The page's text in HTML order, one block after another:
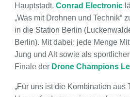
Hauptstadt. Conrad Electronic
„Was mit Drohnen und Technik“
in die Station Berlin
Berlin). Mit dabei: jede Menge
Jung und Alt sowie als
Finale der Drone Champions
„Für uns ist die Kombination aus